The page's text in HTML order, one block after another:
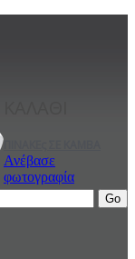
Ανέβασε
φωτογραφία